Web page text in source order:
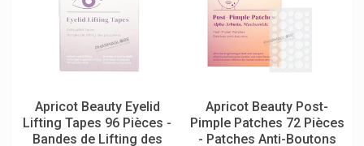
Attends Protection Incontinence
Audispray Cooper Nettoyage Des Oreilles
Audistimpharma
Aurica
Apricot Beauty Eyelid
Lifting Tapes 96 Pièces -
Bandes de Lifting des
Apricot Beauty Post-
Pimple Patches 72 Pièces
- Patches Anti-Boutons